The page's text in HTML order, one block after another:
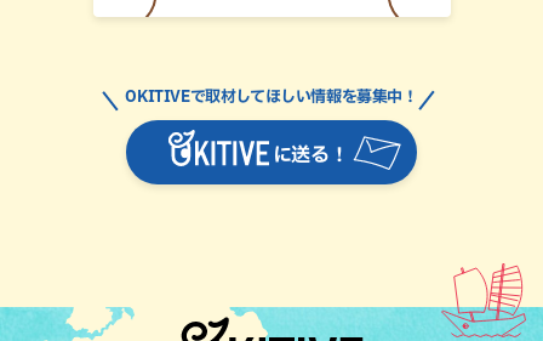
に送る！
OKITIVEで取材してほしい情報を募集中！